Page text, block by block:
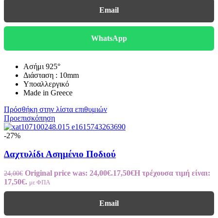
Email
WhatsApp
Ασήμι 925°
Διάσταση : 10mm
Υποαλλεργικό
Made in Greece
Πρόσθήκη στην λίστα επιθυμιών
Προεπισκόπηση
-27%
Δαχτυλίδι Ασημένιο Ποδιού
24,00€ Original price was: 24,00€.17,50€Η τρέχουσα τιμή είναι:
17,50€. με ΦΠΑ
Email